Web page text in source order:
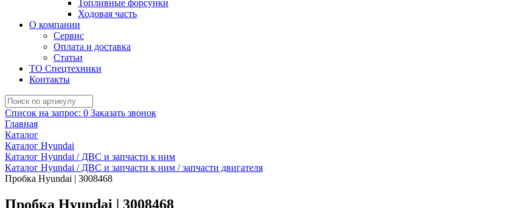
Топливные форсунки
Ходовая часть
О компании
Сервис
Оплата и доставка
Статьи
ТО Спецтехники
Контакты
Список на запрос: 0 Заказать звонок
Главная
Каталог
Каталог Hyundai
Каталог Hyundai / ДВС и запчасти к ним
Каталог Hyundai / ДВС и запчасти к ним / запчасти двигателя
Пробка Hyundai | 3008468
Пробка Hyundai | 3008468